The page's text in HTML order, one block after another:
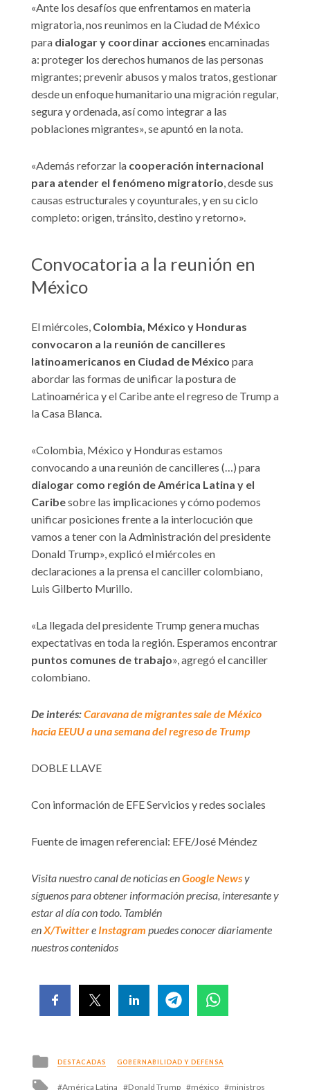
«Ante los desafíos que enfrentamos en materia
migratoria, nos reunimos en la Ciudad de México
para dialogar y coordinar acciones encaminadas
a: proteger los derechos humanos de las personas
migrantes; prevenir abusos y malos tratos, gestionar
desde un enfoque humanitario una migración regular,
segura y ordenada, así como integrar a las
poblaciones migrantes», se apuntó en la nota.
«Además reforzar la cooperación internacional
para atender el fenómeno migratorio, desde sus
causas estructurales y coyunturales, y en su ciclo
completo: origen, tránsito, destino y retorno».
Convocatoria a la reunión en
México
El miércoles, Colombia, México y Honduras
convocaron a la reunión de cancilleres
latinoamericanos en Ciudad de México para
abordar las formas de unificar la postura de
Latinoamérica y el Caribe ante el regreso de Trump a
la Casa Blanca.
«Colombia, México y Honduras estamos
convocando a una reunión de cancilleres (…) para
dialogar como región de América Latina y el
Caribesobre las implicaciones y cómo podemos
unificar posiciones frente a la interlocución que
vamos a tener con la Administración del presidente
Donald Trump», explicó el miércoles en
declaraciones a la prensa el canciller colombiano,
Luis Gilberto Murillo.
«La llegada del presidente Trump genera muchas
expectativas en toda la región. Esperamos encontrar
puntos comunes de trabajo», agregó el canciller
colombiano.
De interés:Caravana de migrantes sale de México
hacia EEUU a una semana del regreso de Trump
DOBLE LLAVE
Con información de EFE Servicios y redes sociales
Fuente de imagen referencial: EFE/José Méndez
Visita nuestro canal de noticias enGoogle Newsy
síguenos para obtener información precisa, interesante y
estar al día con todo. También
enX/Twittere Instagram puedes conocer diariamente
nuestros contenidos
Posted
in
DESTACADAS GOBERNABILIDAD Y DEFENSA
Tagged
América Latina Donald Trump méxico ministros